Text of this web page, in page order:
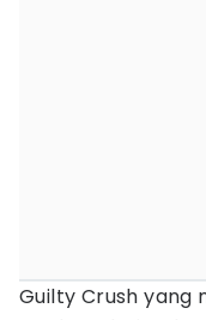
Guilty Crush yang